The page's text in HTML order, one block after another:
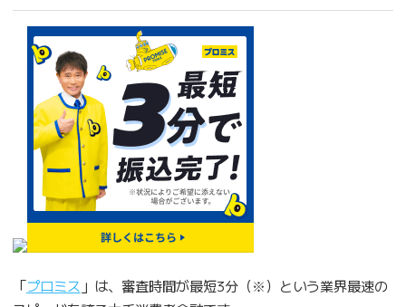
「プロミス 」は、審査時間が最短3分（※）という業界最速の